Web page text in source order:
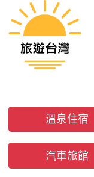
溫泉住宿
汽車旅館